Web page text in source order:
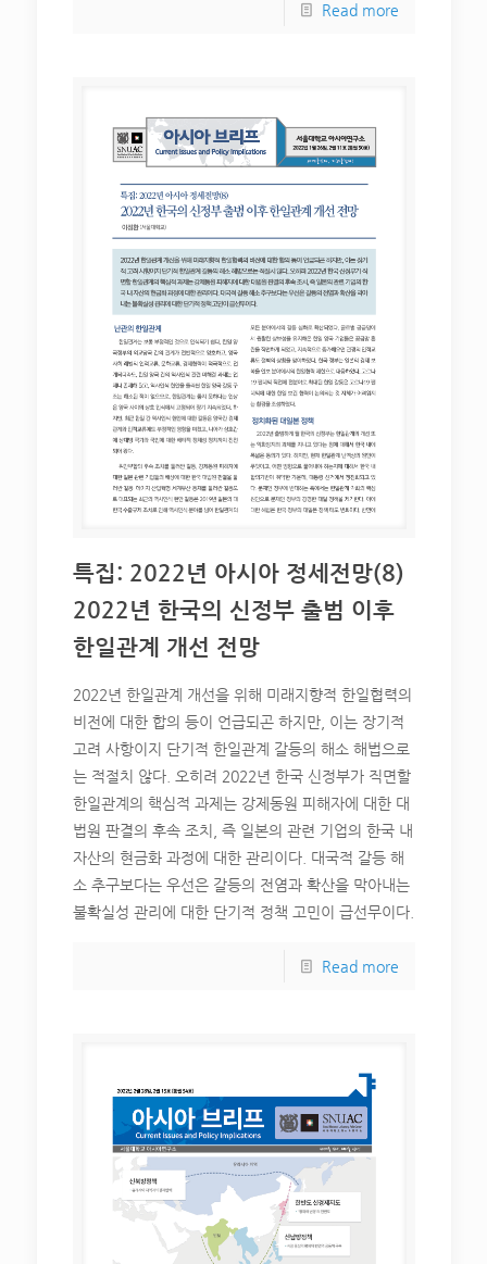
Read more
특집: 2022년 아시아 정세전망(8)
2022년 한국의 신정부 출범 이후
한일관계 개선 전망
2022년 한일관계 개선을 위해 미래지향적 한일협력의
비전에 대한 합의 등이 언급되곤 하지만, 이는 장기적
고려 사항이지 단기적 한일관계 갈등의 해소 해법으로
는 적절치 않다. 오히려 2022년 한국 신정부가 직면할
한일관계의 핵심적 과제는 강제동원 피해자에 대한 대
법원 판결의 후속 조치, 즉 일본의 관련 기업의 한국 내
자산의 현금화 과정에 대한 관리이다. 대국적 갈등 해
소 추구보다는 우선은 갈등의 전염과 확산을 막아내는
불확실성 관리에 대한 단기적 정책 고민이 급선무이다.
Read more